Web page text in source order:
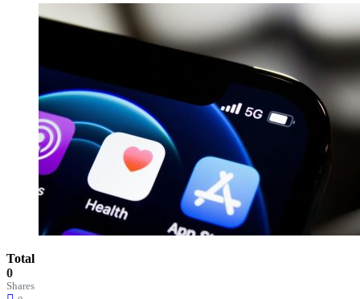
Total
0
Shares